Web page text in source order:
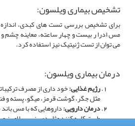
تشخیص بیماری ویلسون:
برای تشخیص بررسی تست های کبدی،
مس ادرا ر بیست و چهار ساعته، معاینه چشم و
می توان از تست ژنیتیک نیز استفاده کرد.
درمان بیماری ویلسون:
رژیم غذایی:خود داری از مصرف
مثل جگر، گوشت قرمز، میگو، پسته و
درمان دارویی:داروهایی که با مس
طریق کلیه کنند مثل دی پنی سیلامین و